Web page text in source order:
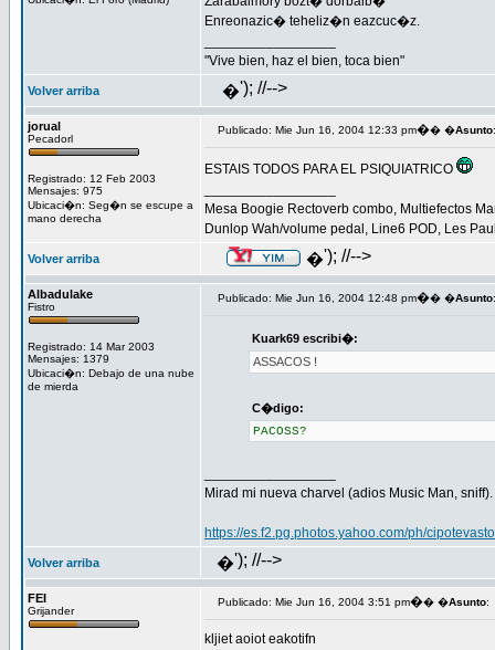
Enreonazic� teheliz�n eazcuc�z.
"Vive bien, haz el bien, toca bien"
Volver arriba �'); //-->
jorual
Pecadorl
Registrado: 12 Feb 2003
Mensajes: 975
Ubicaci�n: Seg�n se escupe a
mano derecha
Publicado: Mie Jun 16, 2004 12:33 pm�� �Asunto:
ESTAIS TODOS PARA EL PSIQUIATRICO
Mesa Boogie Rectoverb combo, Multiefectos
Dunlop Wah/volume pedal, Line6 POD, Les
Volver arriba �'); //-->
Albadulake
Fistro
Registrado: 14 Mar 2003
Mensajes: 1379
Ubicaci�n: Debajo de una nube
de mierda
Publicado: Mie Jun 16, 2004 12:48 pm�� �Asunto:
Kuark69 escribi�:
ASSACOS !
C�digo:
PACOSS?
Mirad mi nueva charvel (adios Music Man, sniff).
https://es.f2.pg.photos.yahoo.com/ph/
Volver arriba �'); //-->
FEI
Grijander
Publicado: Mie Jun 16, 2004 3:51 pm�� �Asunto:
kljiet aoiot eakotifn